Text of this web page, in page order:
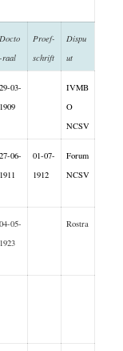
Docto
-raal
Proef-
schrift
Dispu
ut
29-03-
1909
IVMB
O
NCSV
27-06-
1911
01-07-
1912
Forum
NCSV
04-05-
1923
Rostra